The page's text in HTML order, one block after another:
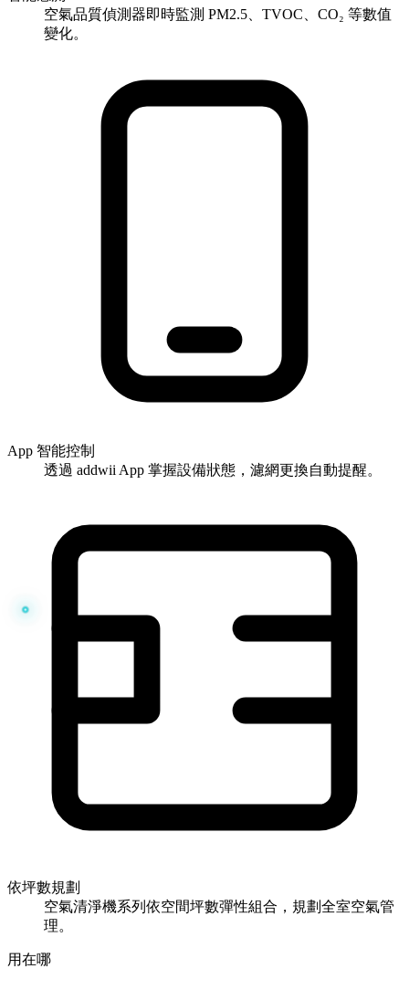
空氣品質偵測器即時監測 PM2.5、TVOC、CO₂ 等數值
變化。
App 智能控制
透過 addwii App 掌握設備狀態，濾網更換自動提醒。
依坪數規劃
空氣清淨機系列依空間坪數彈性組合，規劃全室空氣管
理。
用在哪